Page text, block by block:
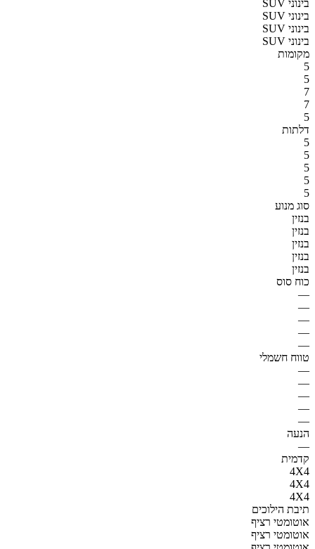
SUV בינוני
SUV בינוני
SUV בינוני
SUV בינוני
מקומות
5
5
7
7
5
דלתות
5
5
5
5
5
סוג מנוע
בנזין
בנזין
בנזין
בנזין
בנזין
כוח סוס
—
—
—
—
—
טווח חשמלי
—
—
—
—
—
הנעה
—
קדמית
4X4
4X4
4X4
תיבת הילוכים
אוטומטי רציף
אוטומטי רציף